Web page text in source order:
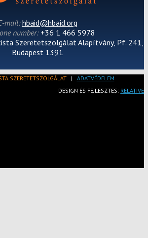
mail:hbaid@hbaid.org
number: +36 1 466 5978
Szeretetszolgálat Alapítvány, Pf. 241,
Budapest 1391
SZERETETSZOLGÁLAT| ADATVÉDELEM
DESIGN ÉS FEJLESZTÉS: RELATIVE